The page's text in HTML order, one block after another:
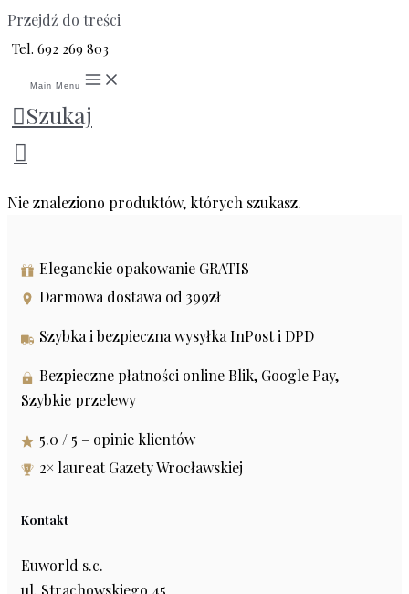
Przejdź do treści
Tel. 692 269 803
Main Menu
Szukaj
9.15 g
Nie znaleziono produktów, których szukasz.
Eleganckie opakowanie GRATIS
Darmowa dostawa od 399zł
Szybka i bezpieczna wysyłka InPost i DPD
Bezpieczne płatności online Blik, Google Pay,
Szybkie przelewy
5.0 / 5 – opinie klientów
2× laureat Gazety Wrocławskiej
Kontakt
Euworld s.c.
ul. Strachowskiego 45